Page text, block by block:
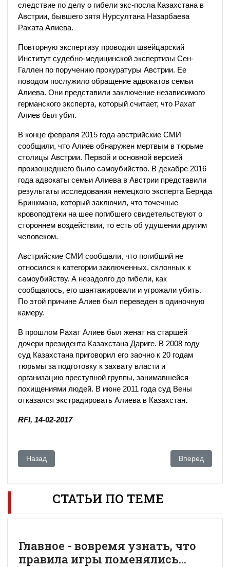
следствие по делу о гибели экс-посла Казахстана в
Австрии, бывшего зятя Нурсултана Назарбаева
Рахата Алиева.
Повторную экспертизу проводил швейцарский
Институт судебно-медицинской экспертизы Сен-
Галлен по поручению прокуратуры Австрии. Ее
поводом послужило обращение адвокатов семьи
Алиева. Они представили заключение независимого
германского эксперта, который считает, что Рахат
Алиев был убит.
В конце февраля 2015 года австрийские СМИ
сообщили, что Алиев обнаружен мертвым в тюрьме
столицы Австрии. Первой и основной версией
произошедшего было самоубийство. В декабре 2016
года адвокаты семьи Алиева в Австрии представили
результаты исследования немецкого эксперта Бернда
Бринкмана, который заключил, что точечные
кровоподтеки на шее погибшего свидетельствуют о
стороннем воздействии, то есть об удушении другим
человеком.
Австрийские СМИ сообщали, что погибший не
относился к категории заключенных, склонных к
самоубийству. А незадолго до гибели, как
сообщалось, его шантажировали и угрожали убить.
По этой причине Алиев был переведен в одиночную
камеру.
В прошлом Рахат Алиев был женат на старшей
дочери президента Казахстана Дариге. В 2008 году
суд Казахстана приговорил его заочно к 20 годам
тюрьмы за подготовку к захвату власти и
организацию преступной группы, занимавшейся
похищениями людей. В июне 2011 года суд Вены
отказался экстрадировать Алиева в Казахстан.
RFI, 14-02-2017
Предыдущий: Мало ли что они там решили
Назад Следующий:
Вперед
СТАТЬИ ПО ТЕМЕ
Главное - вовремя узнать, что
правила игры поменялись...